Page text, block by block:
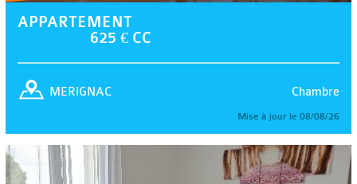
APPARTEMENT
625 € CC
Chambre
MERIGNAC
Mise à jour le 08/08/26